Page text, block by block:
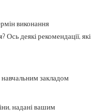
виконання
Ось деякі рекомендації, які
закладом
надані вашим